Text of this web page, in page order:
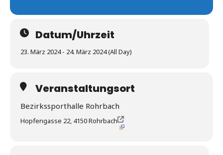
Datum/Uhrzeit
23. März 2024 - 24. März 2024 (All Day)
Veranstaltungsort
Bezirkssporthalle Rohrbach
Hopfengasse 22, 4150 Rohrbach